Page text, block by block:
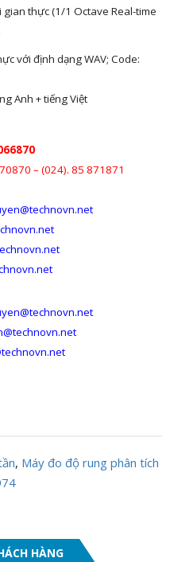
thực (1/1 Octave Real-time
với định dạng WAV; Code:
Anh + tiếng Việt
– (024). 85 871871
, Máy đo độ rung phân tích
HÀNG